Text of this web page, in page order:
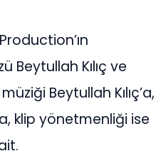
Beytullah Kılıç ve
Beytullah Kılıç’a,
klip yönetmenliği ise